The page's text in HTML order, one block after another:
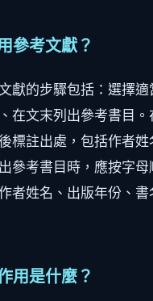
參考文獻？
獻的步驟包括：選擇
在文末列出參考書目
標註出處，包括作者
參考書目時，應按字
者姓名、出版年份、
用是什麼？